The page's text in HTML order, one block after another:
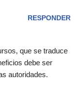
RESPONDER
que se traduce
debe ser
autoridades.